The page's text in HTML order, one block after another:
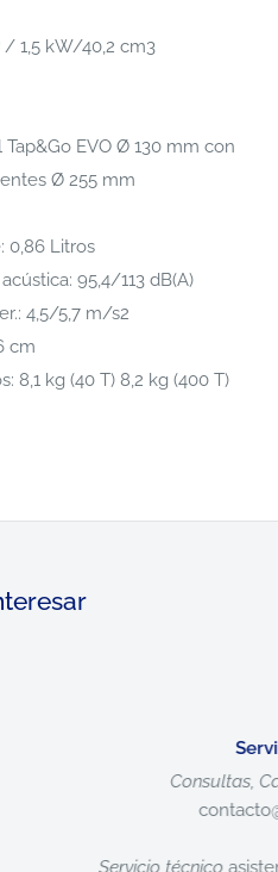
/ 1,5 kW/40,2 cm3
EVO Ø 130 mm con
Ø 255 mm
0,86 Litros
95,4/113 dB(A)
4,5/5,7 m/s2
cm
8,1 kg (40 T) 8,2 kg (400 T)
Cambios y devoluciones